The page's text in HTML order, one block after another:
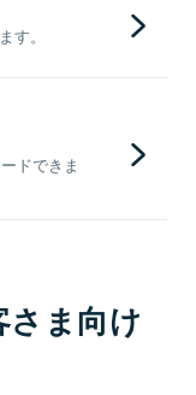
す。
ドできま
さま向け